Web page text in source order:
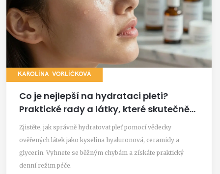
KAROLÍNA VORLÍČKOVÁ
Co je nejlepší na hydrataci pleti?
Praktické rady a látky, které skutečně
fungují
Zjistěte, jak správně hydratovat pleť pomocí vědecky
ověřených látek jako kyselina hyaluronová, ceramidy a
glycerin. Vyhnete se běžným chybám a získáte praktický
denní režim péče.